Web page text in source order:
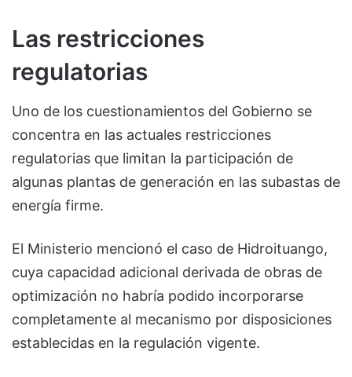
Las restricciones
regulatorias
Uno de los cuestionamientos del Gobierno se
concentra en las actuales restricciones
regulatorias que limitan la participación de
algunas plantas de generación en las subastas de
energía firme.
El Ministerio mencionó el caso de Hidroituango,
cuya capacidad adicional derivada de obras de
optimización no habría podido incorporarse
completamente al mecanismo por disposiciones
establecidas en la regulación vigente.